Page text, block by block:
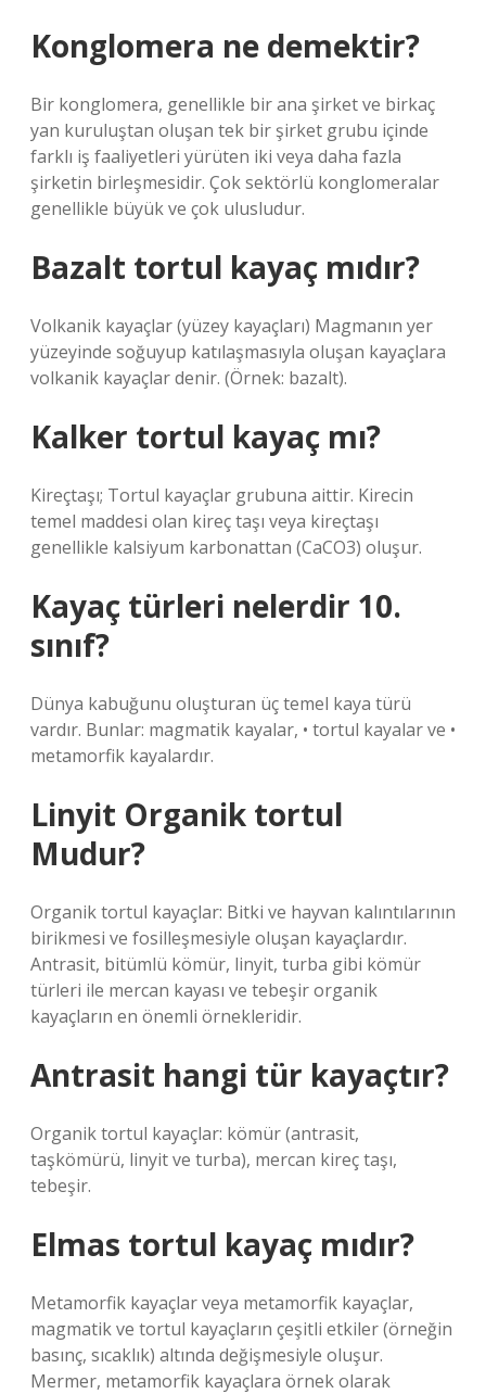
Konglomera ne demektir?
Bir konglomera, genellikle bir ana şirket ve birkaç
yan kuruluştan oluşan tek bir şirket grubu içinde
farklı iş faaliyetleri yürüten iki veya daha fazla
şirketin birleşmesidir. Çok sektörlü konglomeralar
genellikle büyük ve çok ulusludur.
Bazalt tortul kayaç mıdır?
Volkanik kayaçlar (yüzey kayaçları) Magmanın yer
yüzeyinde soğuyup katılaşmasıyla oluşan kayaçlara
volkanik kayaçlar denir. (Örnek: bazalt).
Kalker tortul kayaç mı?
Kireçtaşı; Tortul kayaçlar grubuna aittir. Kirecin
temel maddesi olan kireç taşı veya kireçtaşı
genellikle kalsiyum karbonattan (CaCO3) oluşur.
Kayaç türleri nelerdir 10.
sınıf?
Dünya kabuğunu oluşturan üç temel kaya türü
vardır. Bunlar: magmatik kayalar, • tortul kayalar ve •
metamorfik kayalardır.
Linyit Organik tortul
Mudur?
Organik tortul kayaçlar: Bitki ve hayvan kalıntılarının
birikmesi ve fosilleşmesiyle oluşan kayaçlardır.
Antrasit, bitümlü kömür, linyit, turba gibi kömür
türleri ile mercan kayası ve tebeşir organik
kayaçların en önemli örnekleridir.
Antrasit hangi tür kayaçtır?
Organik tortul kayaçlar: kömür (antrasit,
taşkömürü, linyit ve turba), mercan kireç taşı,
tebeşir.
Elmas tortul kayaç mıdır?
Metamorfik kayaçlar veya metamorfik kayaçlar,
magmatik ve tortul kayaçların çeşitli etkiler (örneğin
basınç, sıcaklık) altında değişmesiyle oluşur.
Mermer, metamorfik kayaçlara örnek olarak